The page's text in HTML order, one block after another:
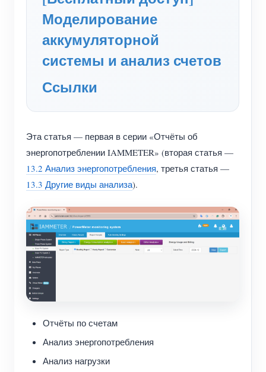
Монитор энергии солнечной PV-системы
Монитор потребления электроэнергии
Система управления PV-нагревателем
Домашняя автоматизация
Мониторинг энергии на предприятии
Магазин
Ресурсы
Документация
FAQ
Блог
Мероприятия IAMMETER
Форум
App Store
Обзор сайта
PV-рейтинг
О нас
Моделирование
аккумуляторной
системы и анализ счетов
Ссылки
Эта статья — первая в серии «Отчёты об
энергопотреблении IAMMETER» (вторая статья —
13.2 Анализ энергопотребления, третья статья —
13.3 Другие виды анализа).
Отчёты по счетам
Анализ энергопотребления
Анализ нагрузки